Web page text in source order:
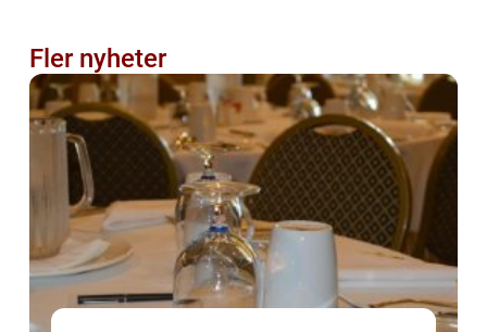
Fler nyheter